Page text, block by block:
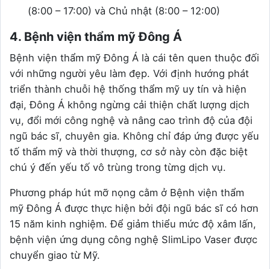
(8:00 – 17:00) và Chủ nhật (8:00 – 12:00)
4. Bệnh viện thẩm mỹ Đông Á
Bệnh viện thẩm mỹ Đông Á là cái tên quen thuộc đối
với những người yêu làm đẹp. Với định hướng phát
triển thành chuỗi hệ thống thẩm mỹ uy tín và hiện
đại, Đông Á không ngừng cải thiện chất lượng dịch
vụ, đổi mới công nghệ và nâng cao trình độ của đội
ngũ bác sĩ, chuyên gia. Không chỉ đáp ứng được yếu
tố thẩm mỹ và thời thượng, cơ sở này còn đặc biệt
chú ý đến yếu tố vô trùng trong từng dịch vụ.
Phương pháp hút mỡ nọng cằm ở Bệnh viện thẩm
mỹ Đông Á được thực hiện bởi đội ngũ bác sĩ có hơn
15 năm kinh nghiệm. Để giảm thiểu mức độ xâm lấn,
bệnh viện ứng dụng công nghệ SlimLipo Vaser được
chuyển giao từ Mỹ.